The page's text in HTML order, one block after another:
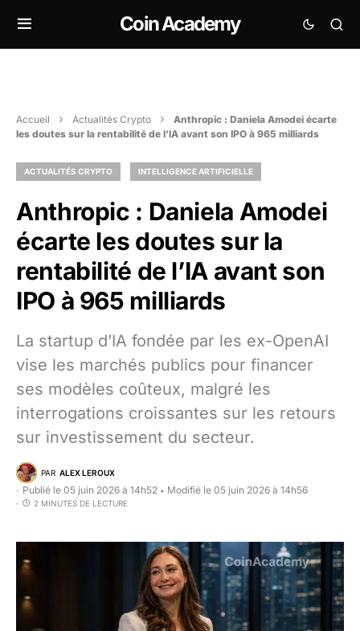
Coin Academy
Accueil Actualités Crypto
Anthropic : Daniela Amodei écarte
les doutes sur la rentabilité de l’IA avant son IPO à 965 milliards
ACTUALITÉS CRYPTO INTELLIGENCE ARTIFICIELLE
Anthropic : Daniela Amodei
écarte les doutes sur la
rentabilité de l’IA avant son
IPO à 965 milliards
La startup d’IA fondée par les ex-OpenAI
vise les marchés publics pour financer
ses modèles coûteux, malgré les
interrogations croissantes sur les retours
sur investissement du secteur.
PAR ALEX LEROUX
Publié le 05 juin 2026 à 14h52 • Modifié le 05 juin 2026 à 14h56
2 MINUTES DE LECTURE